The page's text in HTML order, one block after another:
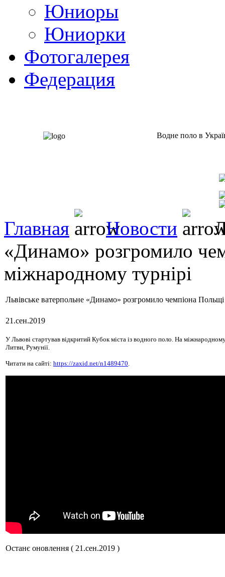
Юниоры
Юниорки
Фотогалерея
Федерация
Водне поло в
Главная Новости
«Динамо» розгромило
міжнародному турнірі
Львівське ватерпольне «Динамо» розгромило чемпіона
21.сен.2019
У Львові стартував відкритий Кубок міста із водного поло. На
Литви, Румунії.
Читати на сайті: https://zaxid.net/n1489470.
Останє оновлення ( 21.сен.2019 )